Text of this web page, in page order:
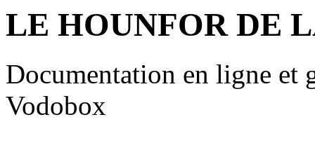
LE HOUNFOR DE
Documentation en ligne et
Vodobox